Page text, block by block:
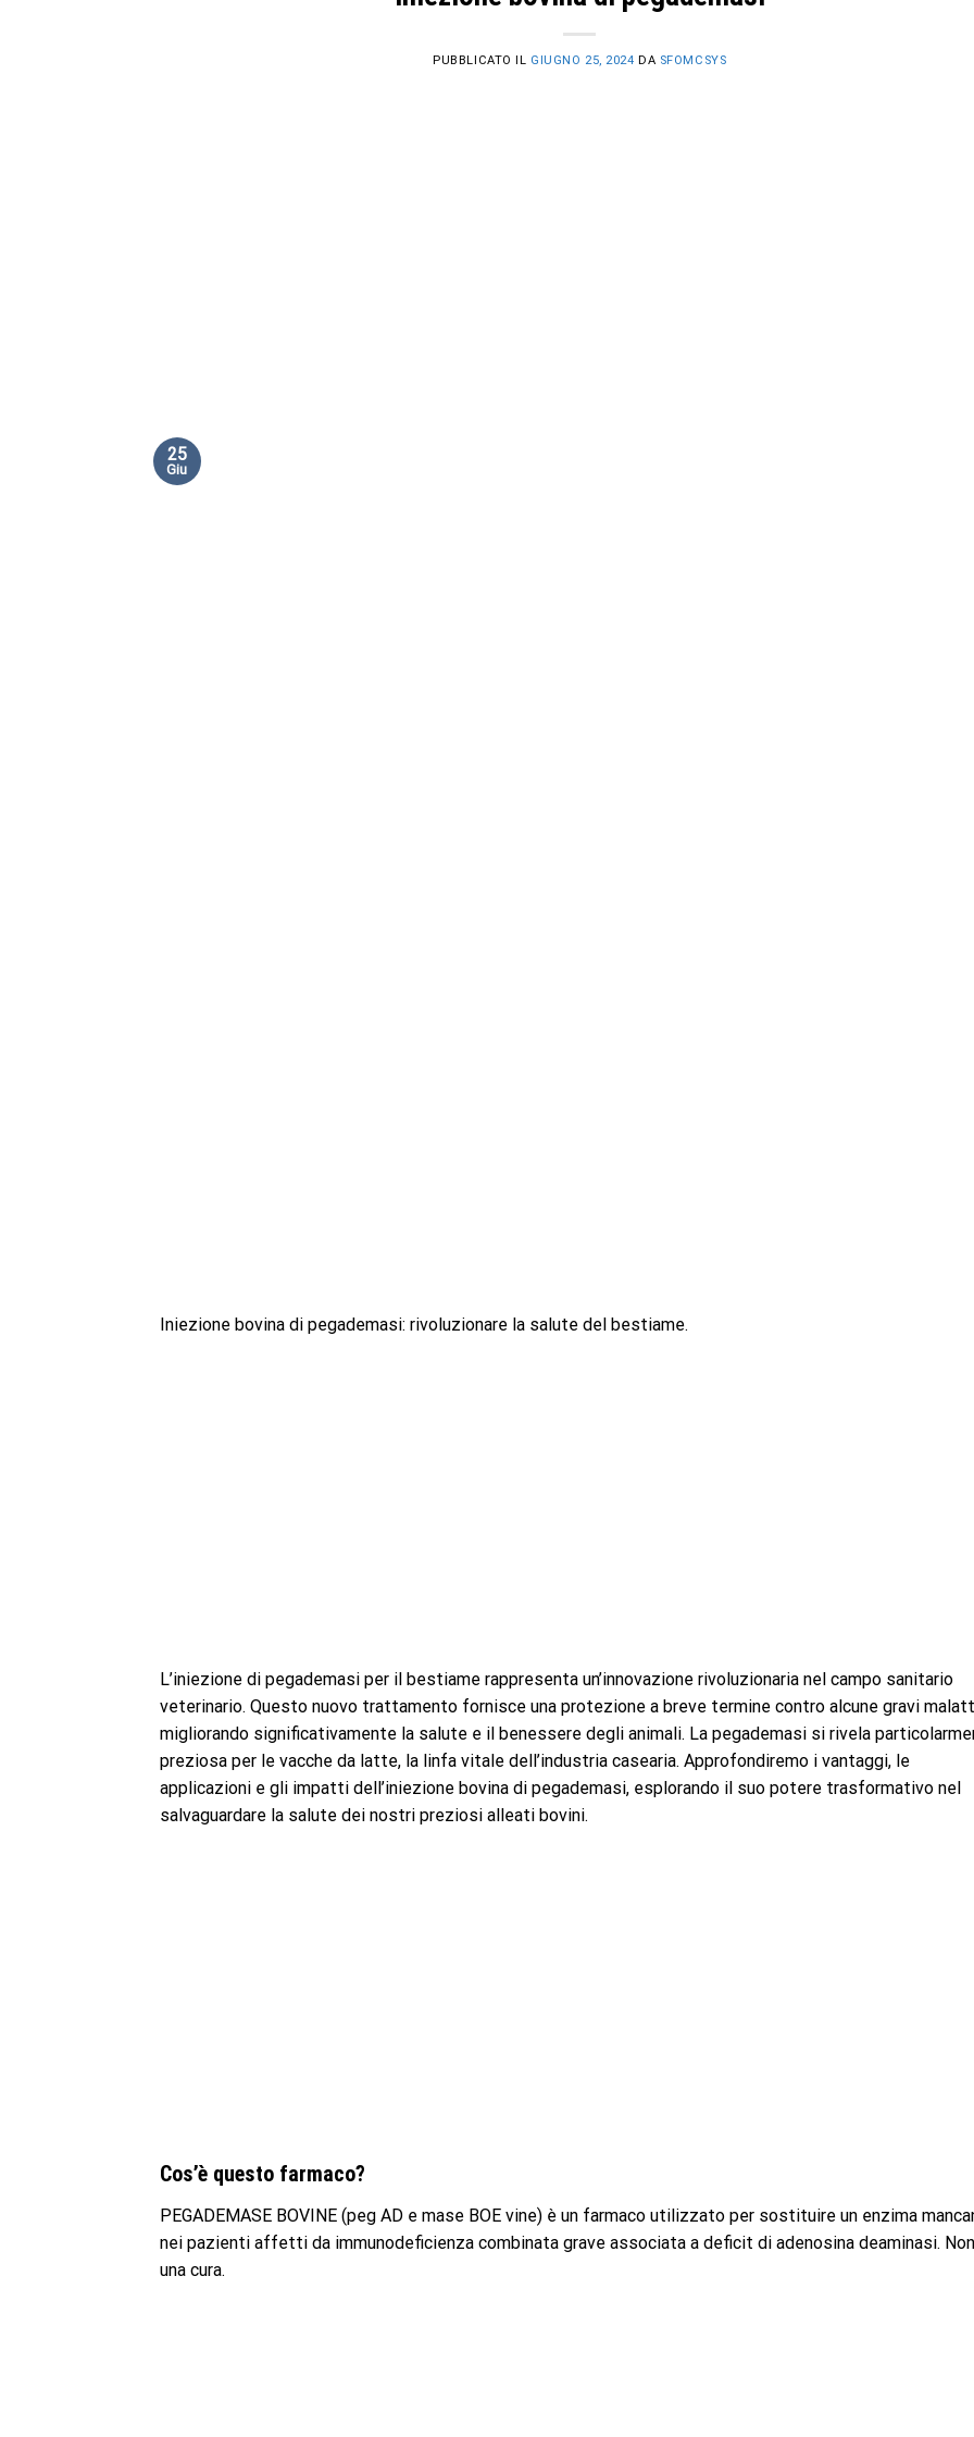
PUBBLICATO IL GIUGNO 25, 2024 DA SFOMCSYS
25
Giu
Iniezione bovina di pegademasi: rivoluzionare la salute del bestiame.
L’iniezione di pegademasi per il bestiame rappresenta un’innovazione rivoluzionaria nel campo sanitario
veterinario. Questo nuovo trattamento fornisce una protezione a breve termine contro alcune gravi
migliorando significativamente la salute e il benessere degli animali. La pegademasi si rivela
preziosa per le vacche da latte, la linfa vitale dell’industria casearia. Approfondiremo i vantaggi, le
applicazioni e gli impatti dell’iniezione bovina di pegademasi, esplorando il suo potere trasformativo nel
salvaguardare la salute dei nostri preziosi alleati bovini.
Cos’è questo farmaco?
PEGADEMASE BOVINE (peg AD e mase BOE vine) è un farmaco utilizzato per sostituire un enzima
nei pazienti affetti da immunodeficienza combinata grave associata a deficit di adenosina deaminasi.
una cura.